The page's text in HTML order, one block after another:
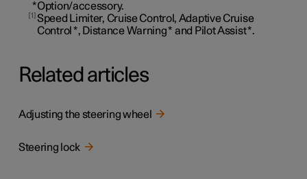
*Option/accessory.
1 Speed Limiter, Cruise Control, Adaptive Cruise
Control *, Distance Warning* and Pilot Assist*.
Related articles
Adjusting the steering wheel
Steering lock